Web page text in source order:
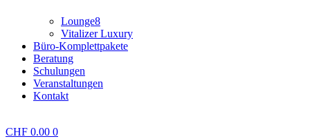
Lounge8
Vitalizer Luxury
Büro-Komplettpakete
Beratung
Schulungen
Veranstaltungen
Kontakt
CHF 0.00 0